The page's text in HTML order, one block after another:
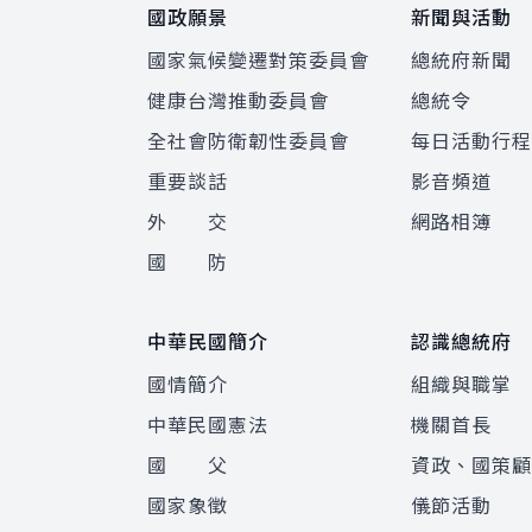
國政願景
國家氣候變遷對策委員會
健康台灣推動委員會
全社會防衛韌性委員會
重要談話
外 交
國 防
新聞與活動
總統府新聞
總統令
每日活動行程
影音頻道
網路相簿
中華民國簡介
國情簡介
中華民國憲法
國 父
國家象徵
認識總統府
組織與職掌
機關首長
資政、國策
儀節活動